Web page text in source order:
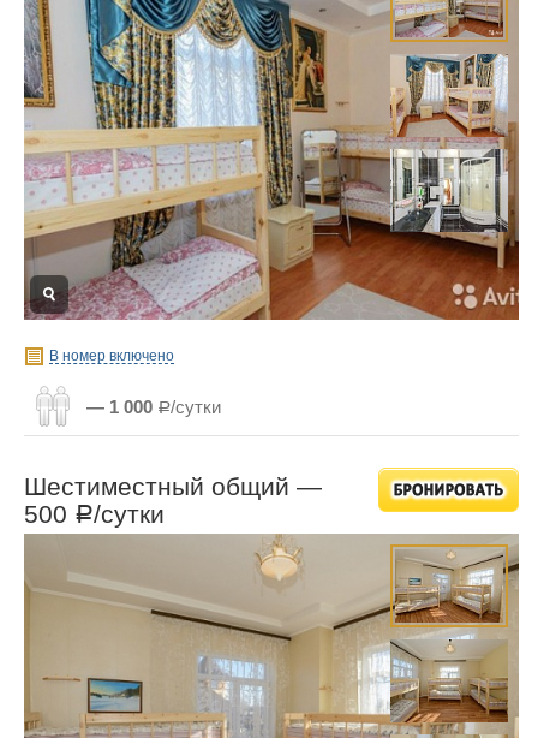
В номер включено
— 1 000 Р/сутки
Шестиместный общий —
500 Р/сутки